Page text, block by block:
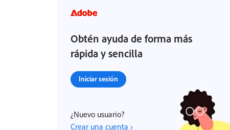
Obtén ayuda de forma más
rápida y sencilla
Iniciar sesión
¿Nuevo usuario?
Crear una cuenta ›